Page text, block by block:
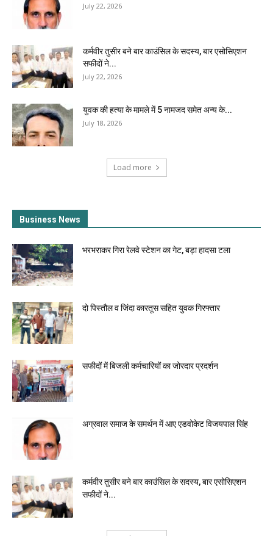
July 22, 2026
कर्मवीर तुसीर बने बार काउंसिल के सदस्य, बार एसोसिएशन
सफीदों ने...
July 22, 2026
युवक की हत्या के मामले में 5 नामजद समेत अन्य के...
July 18, 2026
Load more
Business News
भरभराकर गिरा रेलवे स्टेशन का गेट, बड़ा हादसा टला
दो पिस्तौल व जिंदा कारतूस सहित युवक गिरफ्तार
सफीदों में बिजली कर्मचारियों का जोरदार प्रदर्शन
अग्रवाल समाज के समर्थन में आए एडवोकेट विजयपाल सिंह
कर्मवीर तुसीर बने बार काउंसिल के सदस्य, बार एसोसिएशन
सफीदों ने...